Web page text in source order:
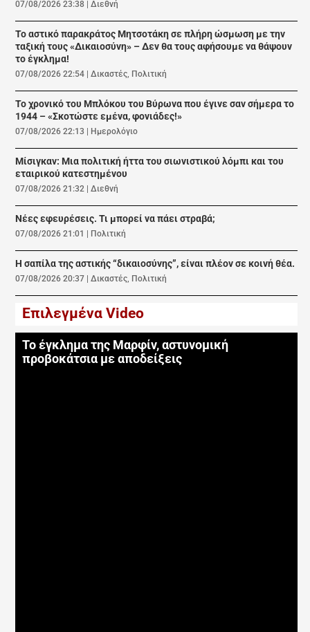
07/08/2026 23:38 |Διεθνή
Το αστικό παρακράτος Μητσοτάκη σε πλήρη ώσμωση με την
ταξική τους «Δικαιοσύνη» – Δεν θα τους αφήσουμε να θάψουν
το έγκλημα!
07/08/2026 22:54 |Δικαστές, Πολιτική
Το χρονικό του Μπλόκου του Βύρωνα που έγινε σαν σήμερα το
1944 – «Σκοτώστε εμένα, φονιάδες!»
07/08/2026 22:13 | Ημερολόγιο
Μίσιγκαν: Μια πολιτική ήττα του σιωνιστικού λόμπι και του
εταιρικού κατεστημένου
07/08/2026 21:32 |Διεθνή
Νέες εφευρέσεις. Τι μπορεί να πάει στραβά;
07/08/2026 21:01 | Πολιτική
Η σαπίλα της αστικής “δικαιοσύνης”, είναι πλέον σε κοινή θέα.
07/08/2026 20:37 |Δικαστές, Πολιτική
Επιλεγμένα Video
Το έγκλημα της Μαρφίν, αστυνομική
προβοκάτσια με αποδείξεις